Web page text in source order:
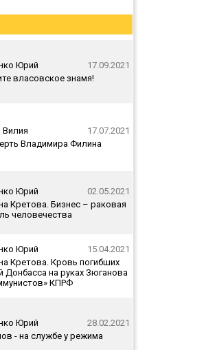
Юрий
17.09.2021
власовское знамя!
Вилия
17.07.2021
Владимира Филина
Юрий
02.05.2021
Кретова. Бизнес – раковая
человечества
Юрий
15.04.2021
Кретова. Кровь погибших
Донбасса на руках Зюганова
КПРФ
Юрий
28.02.2021
- на службе у режима